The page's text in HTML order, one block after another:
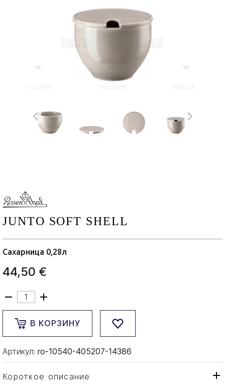
JUNTO SOFT SHELL
Сахарница 0,28л
44,50 €
В КОРЗИНУ
Артикул: ro-10540-405207-14386
Короткое описание